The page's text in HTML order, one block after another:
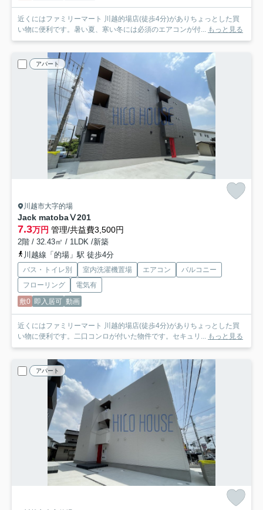
近くにはファミリーマート 川越的場店(徒歩4分)がありちょっとした買
い物に便利です。暑い夏、寒い冬には必須のエアコンが付... もっと見る
アパート
川越市大字的場
Jack matobaⅤ201
7.3万円 管理/共益費3,500円
2階 / 32.43㎡ / 1LDK /新築
川越線「的場」駅 徒歩4分
バス・トイレ別 室内洗濯機置場 エアコン
バルコニー
フローリング
電気有
敷0 即入居可 動画
近くにはファミリーマート 川越的場店(徒歩4分)がありちょっとした買
い物に便利です。二口コンロが付いた物件です。セキュリ... もっと見る
アパート